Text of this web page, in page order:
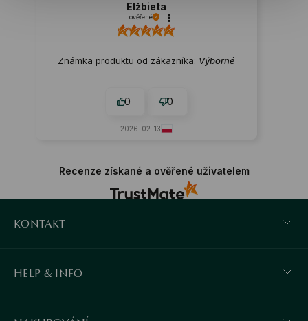
Elżbieta
ověřené
Známka produktu od zákazníka: Výborné
0 0
2026-02-13
Recenze získané a ověřené uživatelem
KONTAKT
HELP & INFO